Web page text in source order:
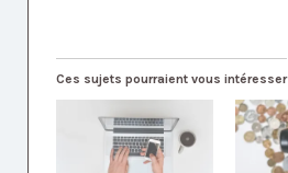
Ces sujets pourraient vous intéresser